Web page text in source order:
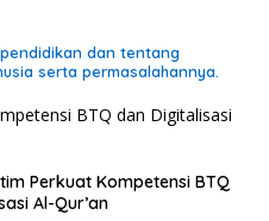
dan tentang
serta permasalahannya.
Perkuat Kompetensi BTQ
Al-Qur’an